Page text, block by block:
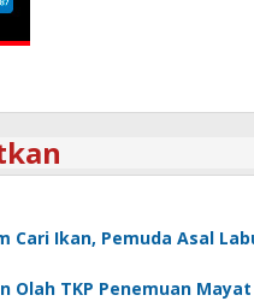
Cari Ikan, Pemuda Asal
Olah TKP Penemuan